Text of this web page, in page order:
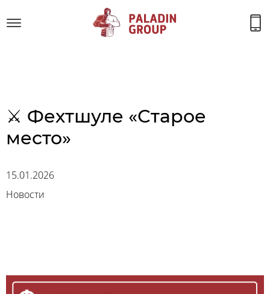
⚔ Фехтшуле «Старое
место»
15.01.2026
Новости